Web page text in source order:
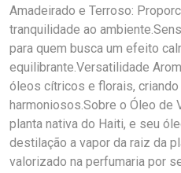
Amadeirado e Terroso:
tranquilidade ao
para quem busca um efeito
equilibrante.Versatilidade
óleos cítricos e florais,
harmoniosos.Sobre o Óleo de
planta nativa do Haiti, e seu
destilação a vapor da raiz da
valorizado na perfumaria por